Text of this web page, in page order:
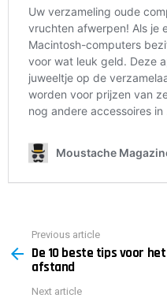
more
Previous article
De 10 beste tips voor
afstand
Next article